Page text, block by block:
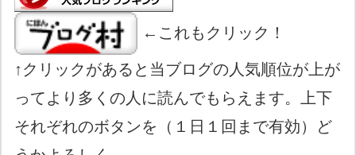
←これもクリック！
↑クリックがあると当ブログの人気順位が上が
ってより多くの人に読んでもらえます。上下
それぞれのボタンを（１日１回まで有効）ど